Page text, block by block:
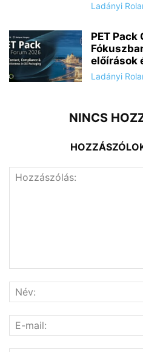
Ladányi
PET Pack
előírások
Ladányi
NINCS